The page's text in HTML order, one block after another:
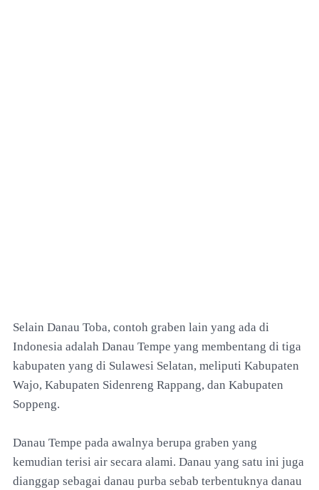
Selain Danau Toba, contoh graben lain yang ada di
Indonesia adalah Danau Tempe yang membentang di tiga
kabupaten yang di Sulawesi Selatan, meliputi Kabupaten
Wajo, Kabupaten Sidenreng Rappang, dan Kabupaten
Soppeng.
Danau Tempe pada awalnya berupa graben yang
kemudian terisi air secara alami. Danau yang satu ini juga
dianggap sebagai danau purba sebab terbentuknya danau